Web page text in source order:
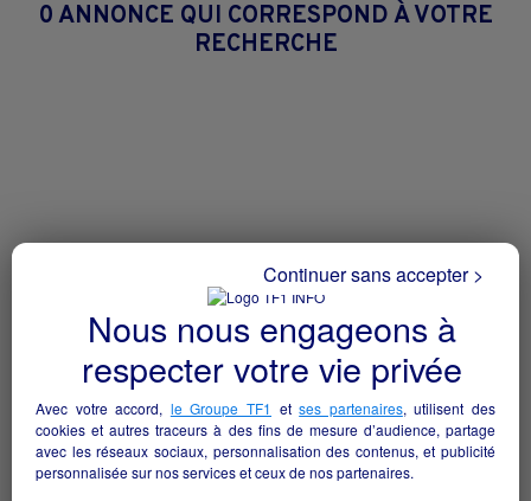
0 ANNONCE QUI CORRESPOND À VOTRE
RECHERCHE
Nous nous engageons à
respecter votre vie privée
Avec votre accord, le Groupe TF1 etses partenaires, utilisent des
cookies et autres traceurs à des fins de mesure d’audience, partage
avec les réseaux sociaux, personnalisation des contenus, et publicité
personnalisée sur nos services et ceux de nos partenaires.
Continuer sans accepter >